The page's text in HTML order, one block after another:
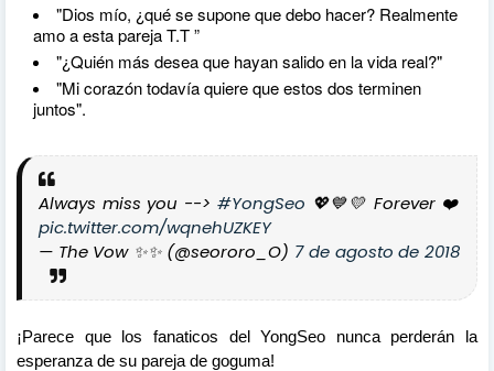
"Dios mío, ¿qué se supone que debo hacer? Realmente
amo a esta pareja T.T ”
"¿Quién más desea que hayan salido en la vida real?"
"Mi corazón todavía quiere que estos dos terminen
juntos".
Always miss you --> #YongSeo 💖💙💛 Forever ❤️
pic.twitter.com/wqnehUZKEY
— The Vow ✨✨ (@seororo_O) 7 de agosto de 2018
¡Parece que los fanaticos del YongSeo nunca perderán la
esperanza de su pareja de goguma!